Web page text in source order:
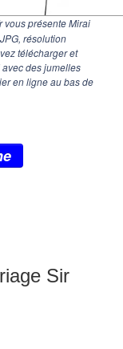
vous présente Mirai
résolution
télécharger et
des jumelles
en ligne au bas de
Sir